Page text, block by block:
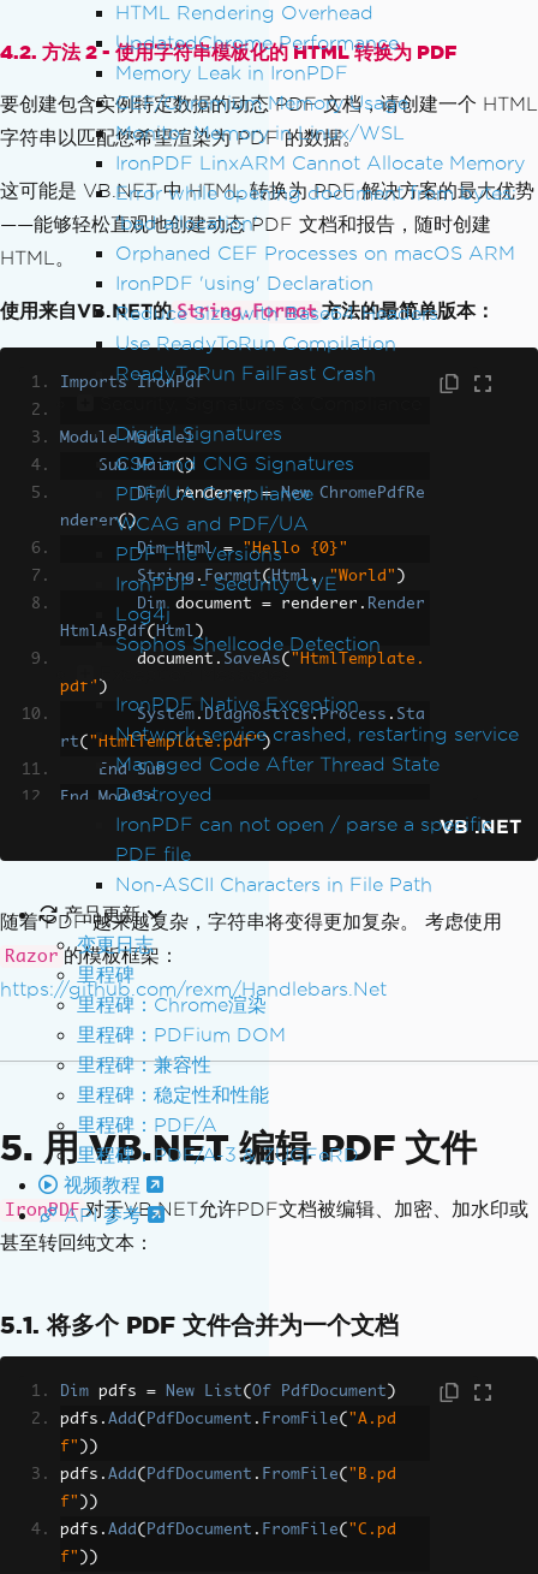
HTML Rendering Overhead
UpdatedChrome Performance
Memory Leak in IronPDF
CEF/Chromium Memory Usage
Monitor Memory in Linux/WSL
IronPDF LinxARM Cannot Allocate Memory
Error while opening document from bytes:
'bad allocation'
Orphaned CEF Processes on macOS ARM
IronPDF 'using' Declaration
Reduce Size with Base64 Headers
Use ReadyToRun Compilation
ReadyToRun FailFast Crash
Digital Signatures
CSP and CNG Signatures
PDF/UA Compliance
WCAG and PDF/UA
PDF File Versions
IronPDF - Security CVE
Log4j
Sophos Shellcode Detection
Exception Messages
IronPDF Native Exception
Network service crashed, restarting service
Managed Code After Thread State
Destroyed
IronPDF can not open / parse a specific
PDF file
Non-ASCII Characters in File Path
产品更新
变更日志
里程碑
里程碑：Chrome渲染
里程碑：PDFium DOM
里程碑：兼容性
里程碑：稳定性和性能
里程碑：PDF/A
里程碑：PDF/A-3 & ZUGFeRD
视频教程
API 参考
<h2>Features
</h2>
<ul>
<li>fully responsive</li>
<li>option for auto-advancing slid
es, or manually advancing by user </li>
<li>
multiple slideshows per-page
li>
supports arrow-key navigation
</li>
<li> full-screen toggle using HTML5
fullscreen api
</li>
<li>swipe events supported on touc
h devices (requires <a href="https://g
ithub.com/hammerjs/hammer.js">hammer.j
<li>written in vanilla JS--this me
ans no jQuery dependency (much &heart
s; for <a href
"https://github.com/jqu
ery/jquery"
jQuery </a> though!)
Getting Started
</h2>
<li><p>HTML markup for the slideshow s
hould look basically like this, with a
container element wrapping the whole t
hing (doesn't have to be a <span
class
"code">&lt;div&gt;</span> ) and each s
lide is a <span class ="code">&lt;figur
e&gt; </span>. </p>
<script
src="https://gist.github.com/l
eemark/83571d9f8f0e3ad853a8.js"
ode">js/better-simple-slideshow.min.js
</span> or <span
r-simple-slideshow.js</span></li>
<li>Include the stylesheet
=
"code"> css/simple-slideshow-styles.cs
s</span></li>
<li>Initialize the slideshow:
<script
src="https://gist.github.com/l
eemark/479d4ecc4df38fba500c.js" ></scri
pt>
</li>
</ol>
options object, then pass it into <spa
n
class "code" >makeBSS() </span>
as the
<script
src ="https://gist.github.com/l
eemark/c6e0f5c47acb7bf9be16.js" ></scri
pt>
<h2> Demo/Examples</h2>
f this page) </h3>
4.2. 方法 2 - 使用字符串模板化的 HTML 转换为 PDF
要创建包含实例特定数据的动态 PDF 文档，请创建一个 HTML
字符串以匹配您希望渲染为 PDF 的数据。
这可能是 VB.NET 中 HTML 转换为 PDF 解决方案的最大优势
——能够轻松直观地创建动态 PDF 文档和报告，随时创建
HTML。
使用来自VB.NET的 String.Format 方法的最简单版本：
Imports IronPdf
Module
Module1
Sub
Main()
Dim renderer = New
ChromePdfRe
nderer()
Dim
Html =
"Hello {0}"
String . Format(Html, "World" )
Dim document = renderer . Render
HtmlAsPdf( Html )
        document
. SaveAs( "HtmlTemplate.
pdf" )
System . Diagnostics.Process . Sta
rt( "HtmlTemplate.pdf")
End
Sub
End
Module
VB .NET
随着 PDF 越来越复杂，字符串将变得更加复杂。 考虑使用
Razor 的模板框架：
https://github.com/rexm/Handlebars.Net
5. 用 VB.NET 编辑 PDF 文件
IronPDF 对于VB.NET允许PDF文档被编辑、加密、加水印或
甚至转回纯文本：
5.1. 将多个 PDF 文件合并为一个文档
Dim pdfs = New List( Of PdfDocument )
pdfs . Add ( PdfDocument . FromFile( "A.pd
f" ))
pdfs . Add ( PdfDocument . FromFile( "B.pd
f" ))
pdfs . Add ( PdfDocument . FromFile( "C.pd
f" ))